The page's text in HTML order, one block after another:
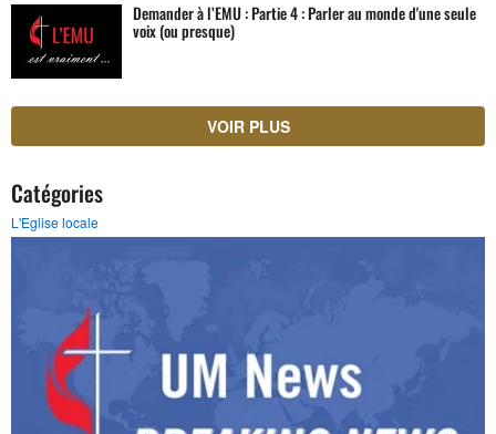
Demander à l’EMU : Partie 4 : Parler au monde d'une seule
voix (ou presque)
VOIR PLUS
Catégories
L'Eglise locale